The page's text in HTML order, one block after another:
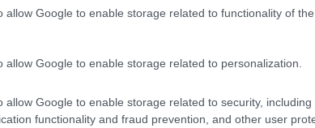
allow Google to enable storage related to functionality of
allow Google to enable storage related to personalization.
allow Google to enable storage related to security, including
functionality and fraud prevention, and other user
Olykor az Óceánhoz
közben a jógagyakorlatok és a